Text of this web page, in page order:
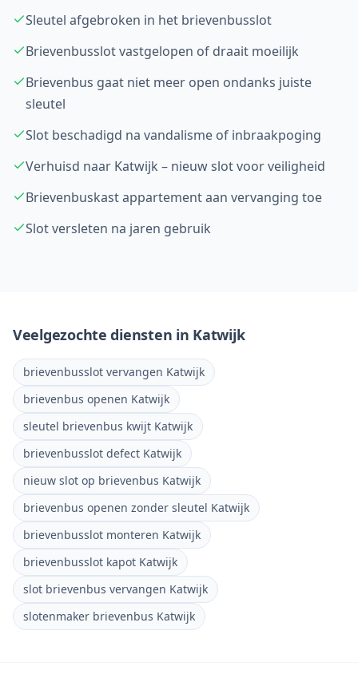
Sleutel afgebroken in het brievenbusslot
Brievenbusslot vastgelopen of draait moeilijk
Brievenbus gaat niet meer open ondanks juiste
sleutel
Slot beschadigd na vandalisme of inbraakpoging
Verhuisd naar Katwijk – nieuw slot voor veiligheid
Brievenbuskast appartement aan vervanging toe
Slot versleten na jaren gebruik
Veelgezochte diensten in Katwijk
brievenbusslot vervangen Katwijk
brievenbus openen Katwijk
sleutel brievenbus kwijt Katwijk
brievenbusslot defect Katwijk
nieuw slot op brievenbus Katwijk
brievenbus openen zonder sleutel Katwijk
brievenbusslot monteren Katwijk
brievenbusslot kapot Katwijk
slot brievenbus vervangen Katwijk
slotenmaker brievenbus Katwijk